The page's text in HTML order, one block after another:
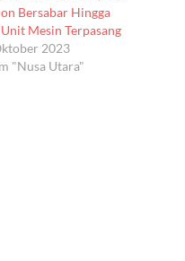
Bersabar Hingga
Mesin Terpasang
2023
"Nusa Utara"